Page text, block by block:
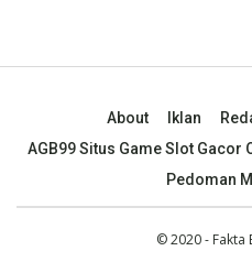
About Iklan
AGB99 Situs Game Slot Gacor
Pedoman
© 2020 - Fakta